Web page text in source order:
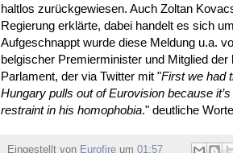
haltlos zurückgewiesen. Auch Zoltan
Regierung erklärte, dabei handelt es sich
Aufgeschnappt wurde diese Meldung u.a.
belgischer Premierminister und Mitglied
Parlament, der via Twitter mit "First we had
Hungary pulls out of Eurovision because
restraint in his homophobia." deutliche
Eingestellt von Eurofire um 01:57